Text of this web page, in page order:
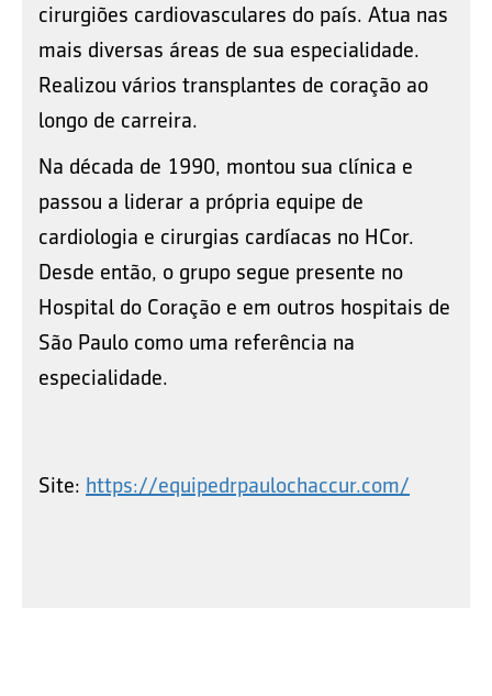
cirurgiões cardiovasculares do país. Atua nas
mais diversas áreas de sua especialidade.
Realizou vários transplantes de coração ao
longo de carreira.
Na década de 1990, montou sua clínica e
passou a liderar a própria equipe de
cardiologia e cirurgias cardíacas no HCor.
Desde então, o grupo segue presente no
Hospital do Coração e em outros hospitais de
São Paulo como uma referência na
especialidade.
Site: https://equipedrpaulochaccur.com/